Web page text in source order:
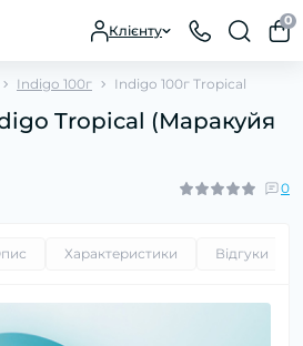
Клієнту
0
Indigo 100г Indigo 100г Tropical
Tropical (Маракуйя
0
Характеристики Відгуки